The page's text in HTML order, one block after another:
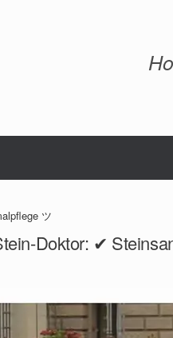
ツ
Doktor: ✔